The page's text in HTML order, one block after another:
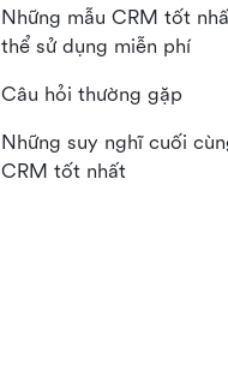
Những mẫu CRM tốt
thể sử dụng miễn phí
Câu hỏi thường gặp
Những suy nghĩ cuối
CRM tốt nhất